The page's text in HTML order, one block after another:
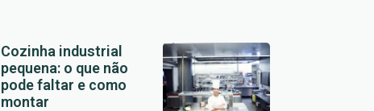
Cozinha industrial
pequena: o que não
pode faltar e como
montar